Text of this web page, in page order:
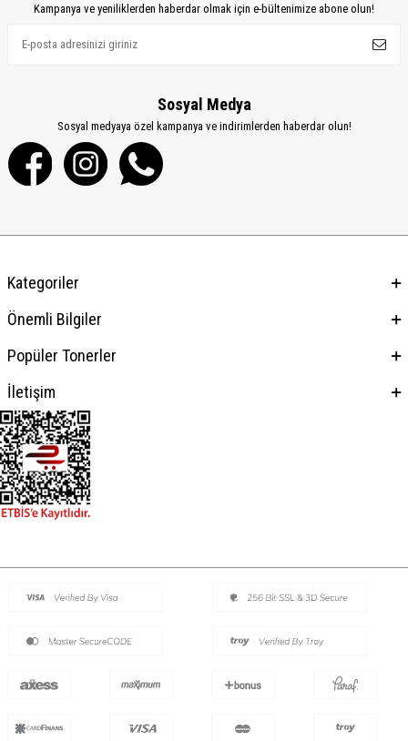
Kampanya ve yeniliklerden haberdar olmak için e-bültenimize abone olun!
Sosyal Medya
Sosyal medyaya özel kampanya ve indirimlerden haberdar olun!
Kategoriler
Önemli Bilgiler
Popüler Tonerler
İletişim